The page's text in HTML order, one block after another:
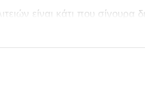
είναι κάτι που σίγουρα